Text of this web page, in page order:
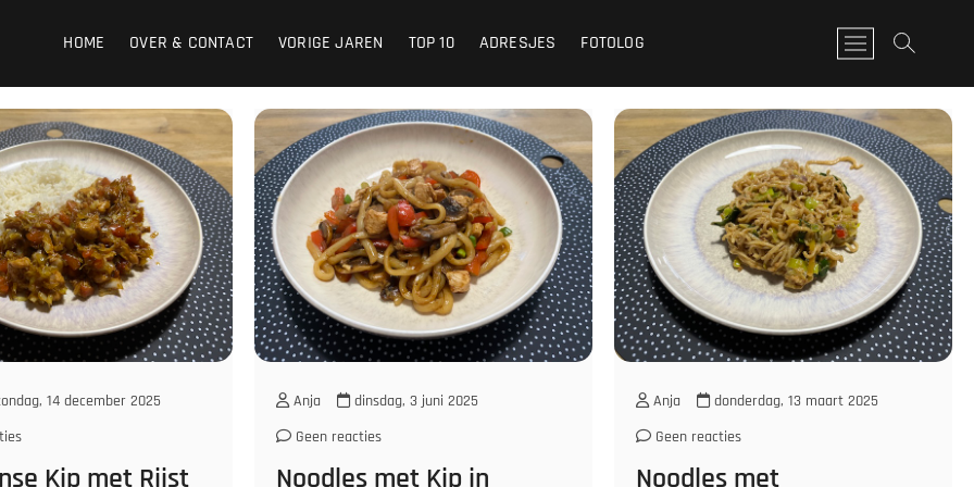
HOME OVER & CONTACT VORIGE JAREN TOP 10 ADRESJES FOTOLOG
M
e
n
u
k
n
o
p
14 december 2025
Kip met Rijst
Anja
dinsdag, 3 juni 2025
Geen reacties
Noodles met Kip in
Anja
donderdag, 13 maart 2025
Geen reacties
Noodles met